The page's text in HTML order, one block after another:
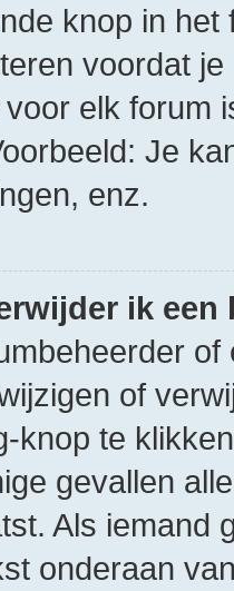
knop in
voordat
elk forum
Je
enz.
ik een
of
knop te
gevallen
Als iemand
onderaan